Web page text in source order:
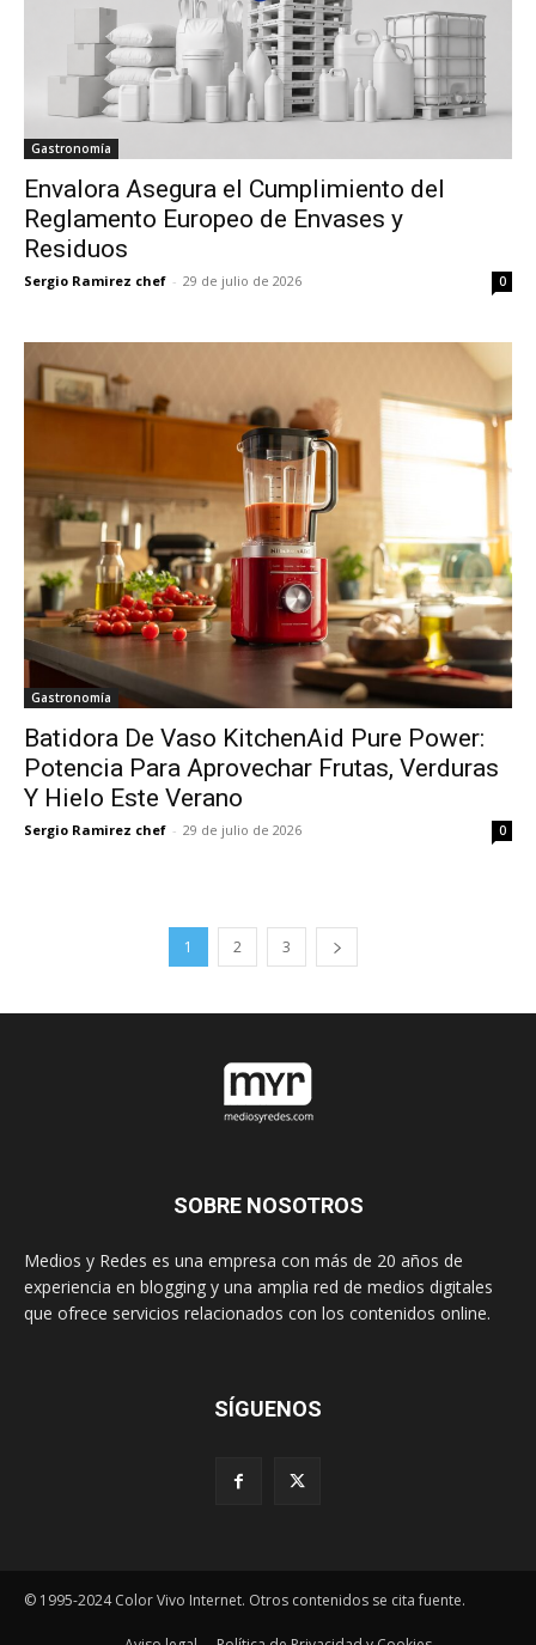
Gastronomía
Envalora Asegura el Cumplimiento del
Reglamento Europeo de Envases y
Residuos
Sergio Ramirez chef - 29 de julio de 2026 0
Gastronomía
Batidora De Vaso KitchenAid Pure Power:
Potencia Para Aprovechar Frutas, Verduras
Y Hielo Este Verano
Sergio Ramirez chef - 29 de julio de 2026 0
1 2 3
SOBRE NOSOTROS
Medios y Redes es una empresa con más de 20 años de
experiencia en blogging y una amplia red de medios digitales
que ofrece servicios relacionados con los contenidos online.
SÍGUENOS
© 1995-2024 Color Vivo Internet. Otros contenidos se cita fuente.